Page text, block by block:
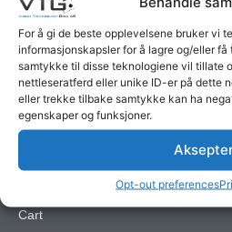
For å gi de beste opplevelsene bruker vi
informasjonskapsler for å lagre og/eller
samtykke til disse teknologiene vil tillate
nettleseratferd eller unike ID-er på dette
eller trekke tilbake samtykke kan ha
egenskaper og funksjoner.
Opt-out preferences
Quick Links
All products
VTG camera system
My account main
Cart